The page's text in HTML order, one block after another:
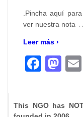
.Pincha aquí
ver nuestra nota
Leer más ›
This NGO has